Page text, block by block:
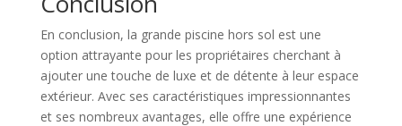
En conclusion, la grande piscine hors sol est une
option attrayante pour les propriétaires cherchant à
ajouter une touche de luxe et de détente à leur espace
extérieur. Avec ses caractéristiques impressionnantes
et ses nombreux avantages, elle offre une expérience